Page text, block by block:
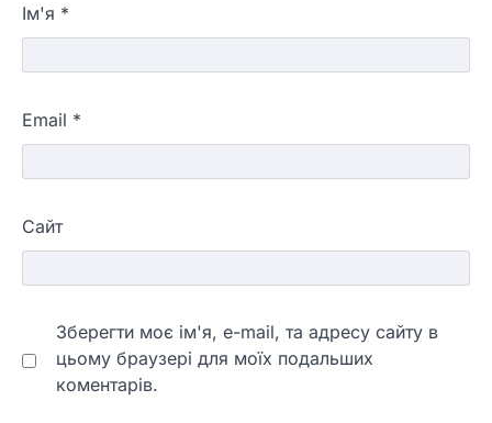
Ім'я *
Email *
Сайт
Зберегти моє ім'я, e-mail, та адресу сайту в
цьому браузері для моїх подальших
коментарів.